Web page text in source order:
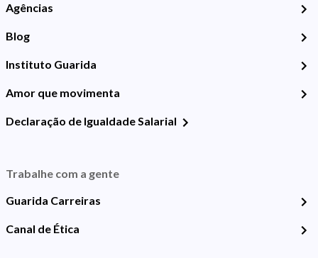
Agências
Blog
Instituto Guarida
Amor que movimenta
Declaração de Igualdade Salarial
Trabalhe com a gente
Guarida Carreiras
Canal de Ética